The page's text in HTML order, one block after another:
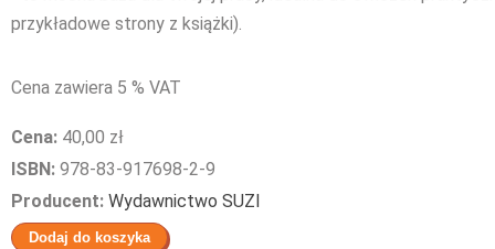
przykładowe strony z książki).
Cena zawiera 5 % VAT
Cena: 40,00 zł
ISBN: 978-83-917698-2-9
Producent: Wydawnictwo SUZI